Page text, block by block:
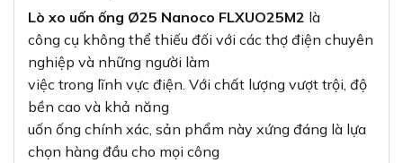
Lò xo uốn ống Ø25 Nanoco FLXUO25M2 là
công cụ không thể thiếu đối với các thợ điện chuyên
nghiệp và những người làm
việc trong lĩnh vực điện. Với chất lượng vượt trội, độ
bền cao và khả năng
uốn ống chính xác, sản phẩm này xứng đáng là lựa
chọn hàng đầu cho mọi công